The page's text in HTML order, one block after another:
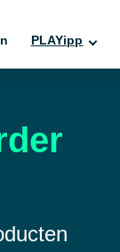
PLAYipp